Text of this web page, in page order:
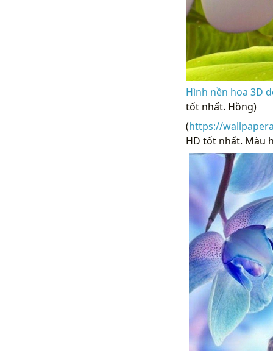
Hình nền hoa 3D
tốt nhất. Hồng)
(https://
HD tốt nhất. Màu